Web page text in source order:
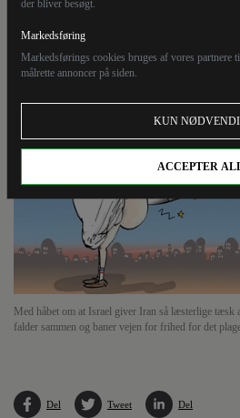
der bliver besøgt.
Markedsføring
Markedsførings cookies bruges af vores partnere
målrette annoncer på siden.
KUN
ACCEPTER
det islamo-fascistiske diktatur
baner vejen for frihed for det
Med håbet om at Israel giver Iran så læsterlige tæsk
falder sammen og baner vejen for frihed for det
Del Tweet Del